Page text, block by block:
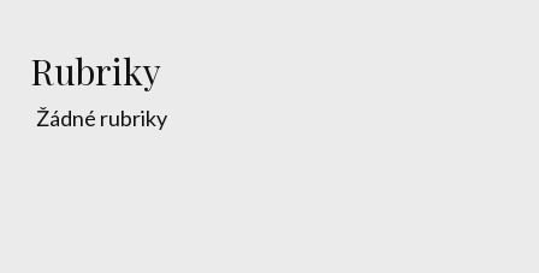
Rubriky
Žádné rubriky